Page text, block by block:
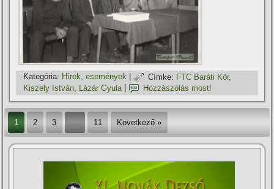
Kategória: Hí­rek, események | Címke: FTC Baráti Kör,
Kiszely István Lázár Gyula Hozzászólás most!
1 2 3 … 11 Következő »